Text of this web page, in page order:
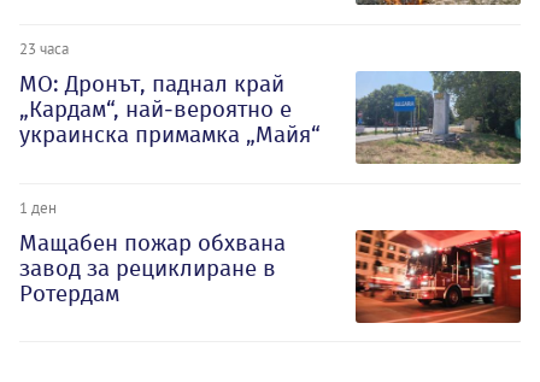
23 часа
МО: Дронът, паднал край
„Кардам“, най-вероятно е
украинска примамка „Майя“
1 ден
Мащабен пожар обхвана
завод за рециклиране в
Ротердам